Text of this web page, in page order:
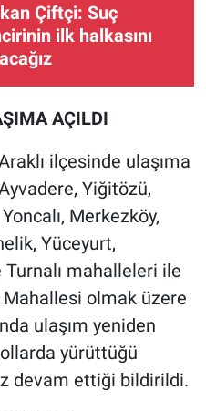
Çiftçi: Suç
ilk halkasını
AÇILDI
ilçesinde ulaşıma
Yiğitözü,
Merkezköy,
Yüceyurt,
Turnalı mahalleleri ile
olmak üzere
ulaşım yeniden
yürüttüğü
devam ettiği bildirildi.